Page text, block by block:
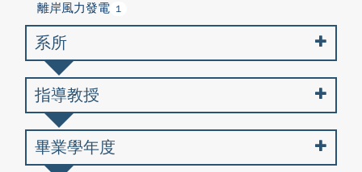
離岸風力發電 1
系所
指導教授
畢業學年度